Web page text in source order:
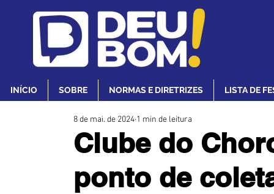
INÍCIO SOBRE NORMAS E DIRETRIZES LISTA DE
Clube do
ponto de
8 de mai. de 2024 1 min de leitura